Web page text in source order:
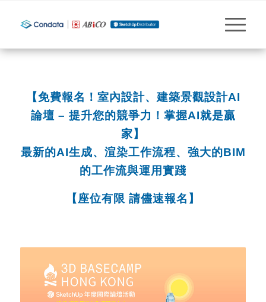
【免費報名！室內設計、建築景觀設計AI
論壇 – 提升您的競爭力！掌握AI就是贏
家】
最新的AI生成、渲染工作流程、強大的BIM
的工作流與運用實踐
【座位有限 請儘速報名】